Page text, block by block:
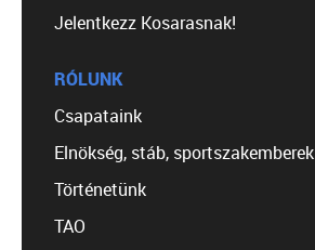
Jelentkezz Kosarasnak!
RÓLUNK
Csapataink
Elnökség, stáb, sportszakemberek
Történetünk
TAO